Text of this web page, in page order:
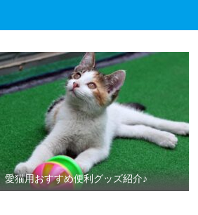
愛猫用おすすめ便利グッズ紹介♪